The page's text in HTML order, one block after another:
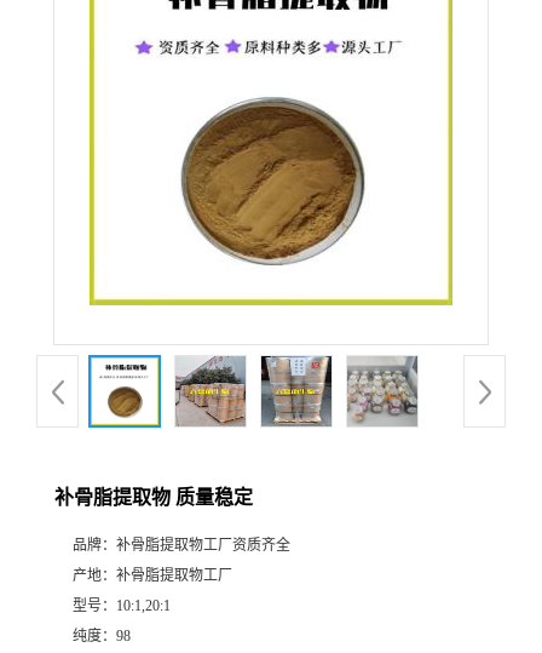
补骨脂提取物 质量稳定
品牌： 补骨脂提取物工厂资质齐全
产地： 补骨脂提取物工厂
型号： 10:1,20:1
纯度： 98